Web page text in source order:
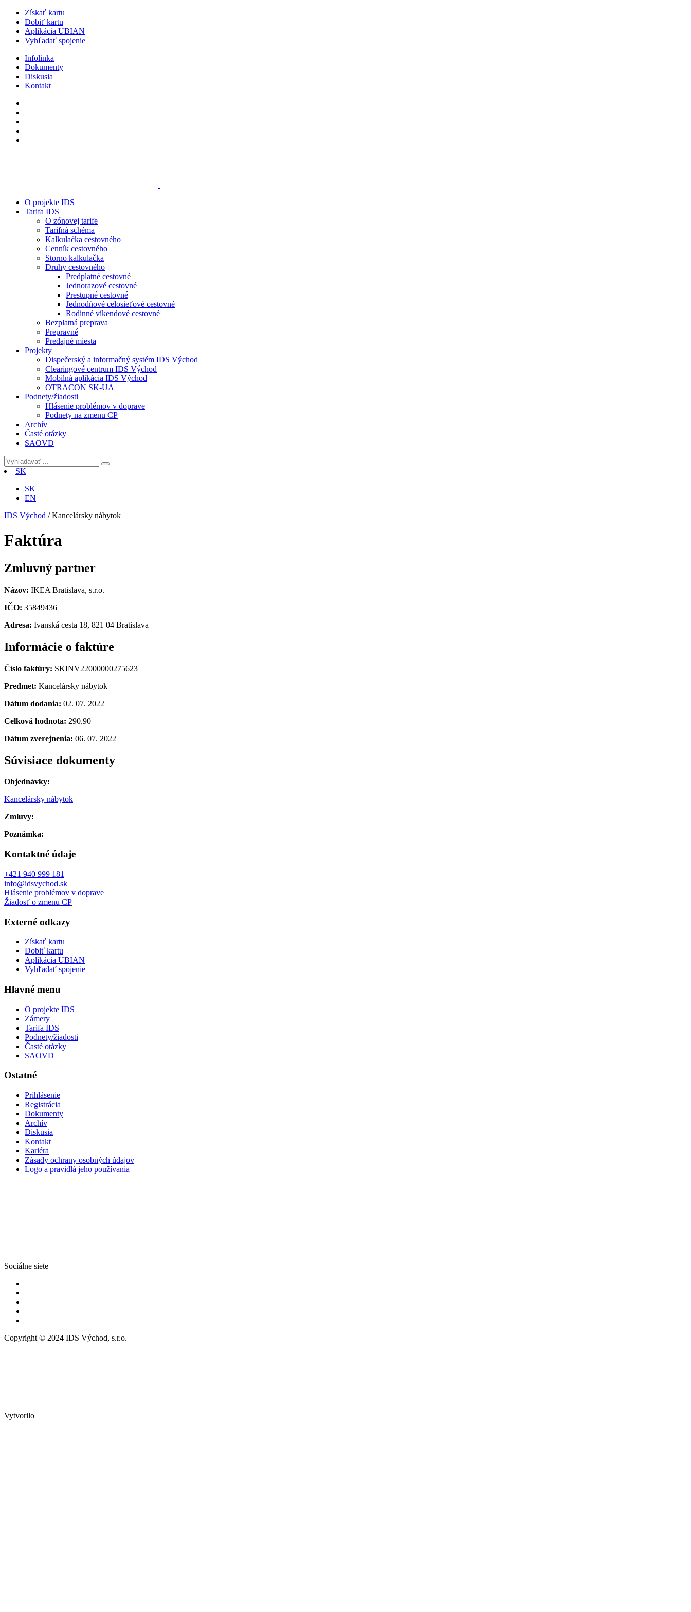
Získať kartu
Dobiť kartu
Aplikácia UBIAN
Vyhľadať spojenie
Infolinka
Dokumenty
Diskusia
Kontakt
O projekte IDS
Tarifa IDS
O zónovej tarife
Tarifná schéma
Kalkulačka cestovného
Cenník cestovného
Storno kalkulačka
Druhy cestovného
Predplatné cestovné
Jednorazové cestovné
Prestupné cestovné
Jednodňové celosieťové cestovné
Rodinné víkendové cestovné
Bezplatná preprava
Prepravné
Predajné miesta
Projekty
Dispečerský a informačný systém IDS Východ
Clearingové centrum IDS Východ
Mobilná aplikácia IDS Východ
OTRACON SK-UA
Podnety/žiadosti
Hlásenie problémov v doprave
Podnety na zmenu CP
Archív
Časté otázky
SAOVD
SK
SK
EN
IDS Východ /Kancelársky nábytok
Faktúra
Zmluvný partner
Názov: IKEA Bratislava, s.r.o.
IČO: 35849436
Adresa: Ivanská cesta 18, 821 04 Bratislava
Informácie o faktúre
Číslo faktúry: SKINV22000000275623
Predmet: Kancelársky nábytok
Dátum dodania: 02. 07. 2022
Celková hodnota: 290.90
Dátum zverejnenia: 06. 07. 2022
Súvisiace dokumenty
Objednávky:
Kancelársky nábytok
Zmluvy:
Poznámka:
Kontaktné údaje
+421 940 999 181
info@idsvychod.sk
Hlásenie problémov v doprave
Žiadosť o zmenu CP
Externé odkazy
Získať kartu
Dobiť kartu
Aplikácia UBIAN
Vyhľadať spojenie
Hlavné menu
O projekte IDS
Zámery
Tarifa IDS
Podnety/žiadosti
Časté otázky
SAOVD
Ostatné
Prihlásenie
Registrácia
Dokumenty
Archív
Diskusia
Kontakt
Kariéra
Zásady ochrany osobných údajov
Logo a pravidlá jeho používania
Sociálne siete
Copyright © 2024 IDS Východ, s.r.o.
Vytvorilo